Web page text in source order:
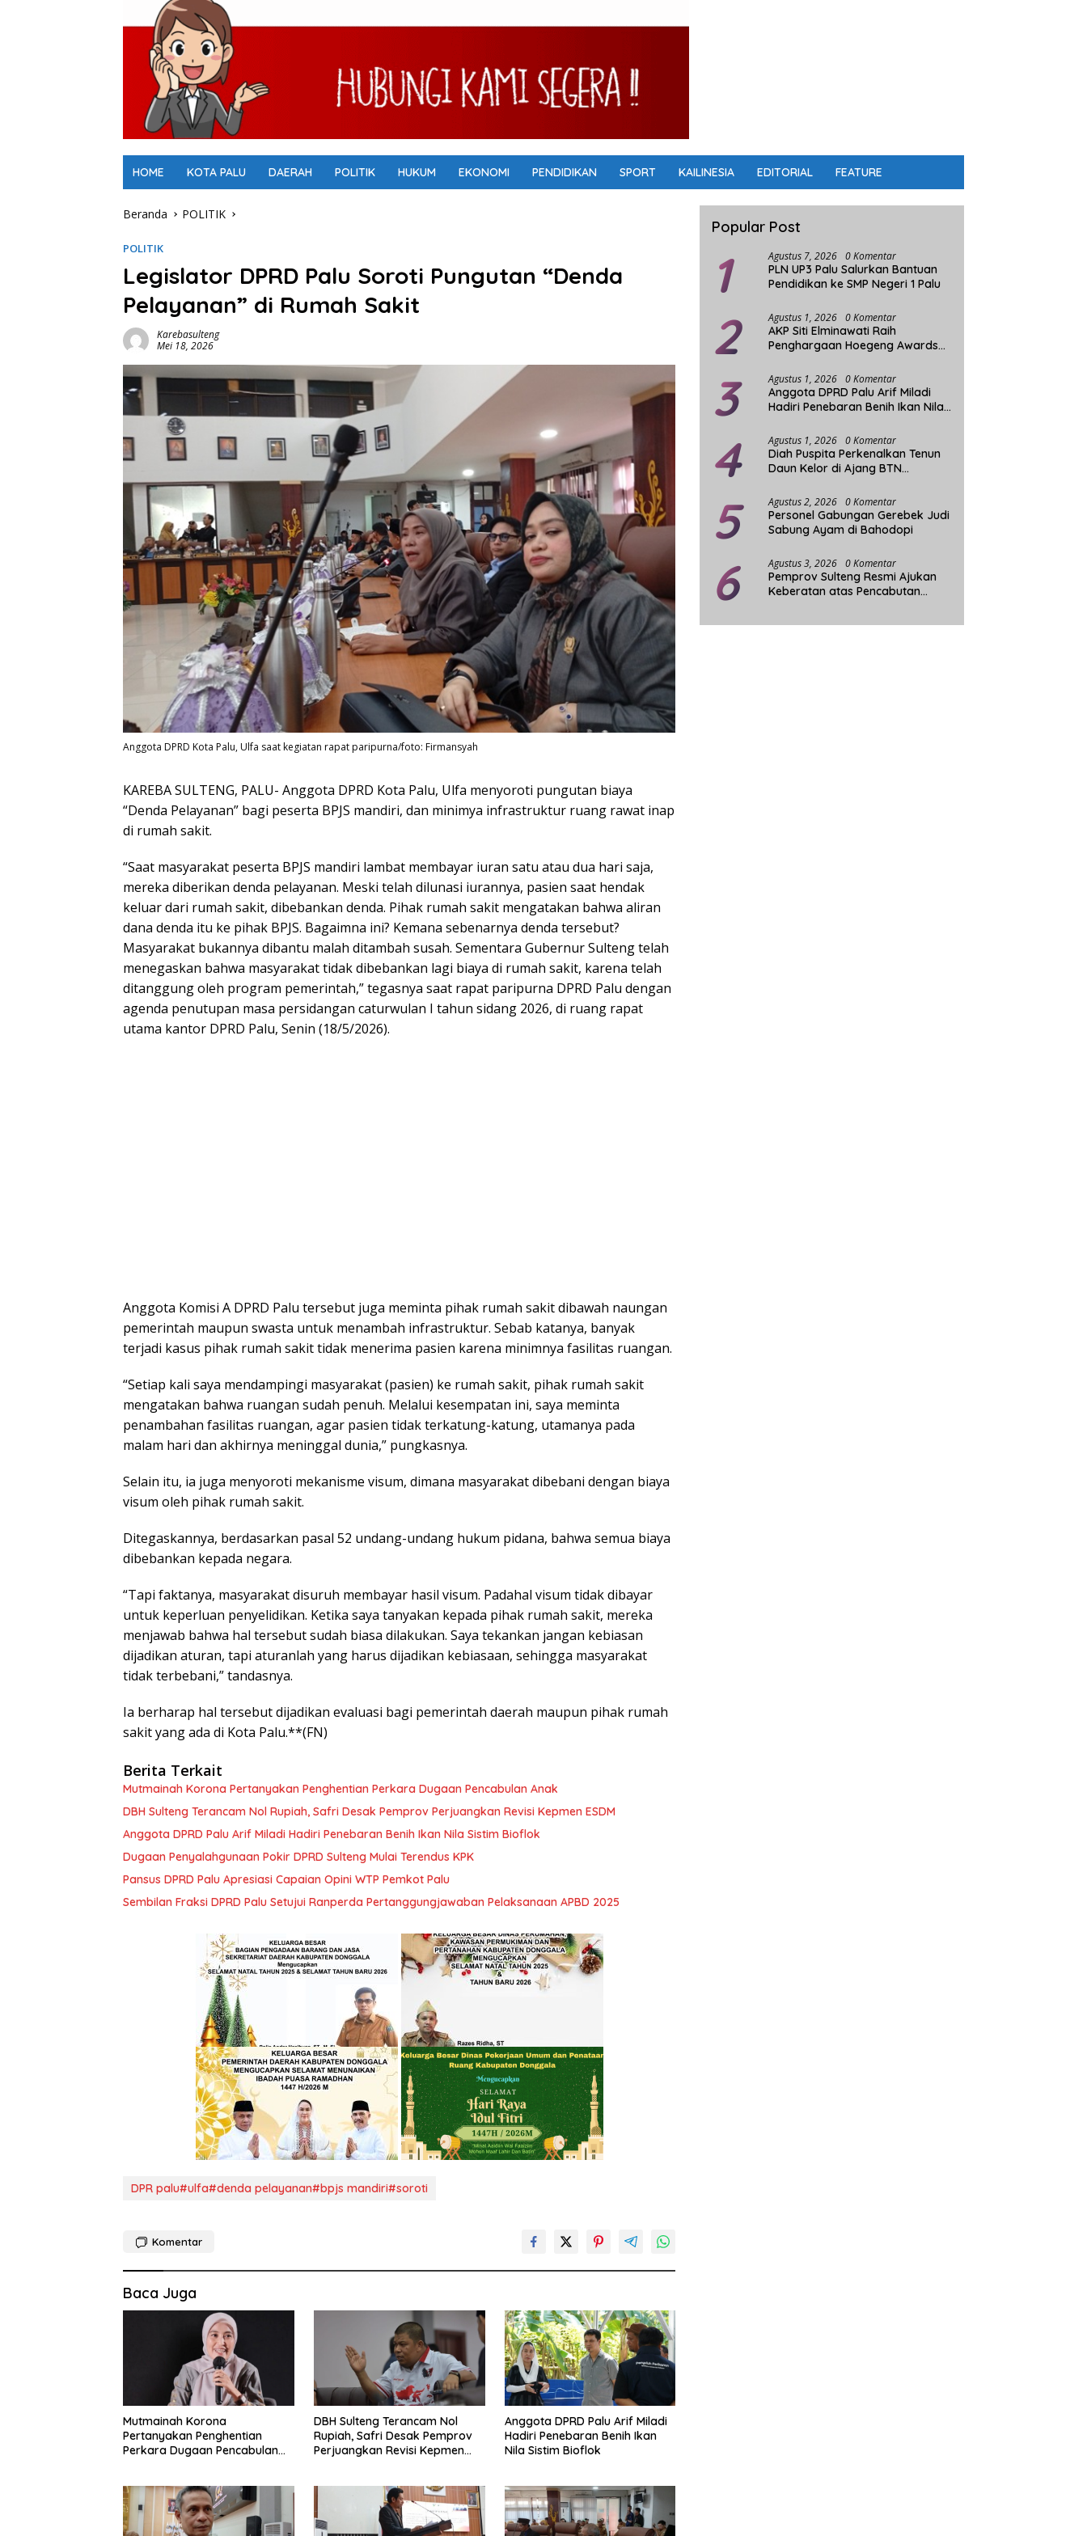
HOME KOTA PALU DAERAH POLITIK HUKUM EKONOMI PENDIDIKAN SPORT KAILINESIA EDITORIAL FEATURE
Beranda POLITIK
POLITIK
Legislator DPRD Palu Soroti Pungutan “Denda
Pelayanan” di Rumah Sakit
Karebasulteng
Mei 18, 2026
Anggota DPRD Kota Palu, Ulfa saat kegiatan rapat paripurna/foto: Firmansyah
KAREBA SULTENG, PALU- Anggota DPRD Kota Palu, Ulfa menyoroti pungutan biaya
“Denda Pelayanan” bagi peserta BPJS mandiri, dan minimya infrastruktur ruang rawat inap
di rumah sakit.
“Saat masyarakat peserta BPJS mandiri lambat membayar iuran satu atau dua hari saja,
mereka diberikan denda pelayanan. Meski telah dilunasi iurannya, pasien saat hendak
keluar dari rumah sakit, dibebankan denda. Pihak rumah sakit mengatakan bahwa aliran
dana denda itu ke pihak BPJS. Bagaimna ini? Kemana sebenarnya denda tersebut?
Masyarakat bukannya dibantu malah ditambah susah. Sementara Gubernur Sulteng telah
menegaskan bahwa masyarakat tidak dibebankan lagi biaya di rumah sakit, karena telah
ditanggung oleh program pemerintah,” tegasnya saat rapat paripurna DPRD Palu dengan
agenda penutupan masa persidangan caturwulan I tahun sidang 2026, di ruang rapat
utama kantor DPRD Palu, Senin (18/5/2026).
Anggota Komisi A DPRD Palu tersebut juga meminta pihak rumah sakit dibawah naungan
pemerintah maupun swasta untuk menambah infrastruktur. Sebab katanya, banyak
terjadi kasus pihak rumah sakit tidak menerima pasien karena minimnya fasilitas ruangan.
“Setiap kali saya mendampingi masyarakat (pasien) ke rumah sakit, pihak rumah sakit
mengatakan bahwa ruangan sudah penuh. Melalui kesempatan ini, saya meminta
penambahan fasilitas ruangan, agar pasien tidak terkatung-katung, utamanya pada
malam hari dan akhirnya meninggal dunia,” pungkasnya.
Selain itu, ia juga menyoroti mekanisme visum, dimana masyarakat dibebani dengan biaya
visum oleh pihak rumah sakit.
Ditegaskannya, berdasarkan pasal 52 undang-undang hukum pidana, bahwa semua biaya
dibebankan kepada negara.
“Tapi faktanya, masyarakat disuruh membayar hasil visum. Padahal visum tidak dibayar
untuk keperluan penyelidikan. Ketika saya tanyakan kepada pihak rumah sakit, mereka
menjawab bahwa hal tersebut sudah biasa dilakukan. Saya tekankan jangan kebiasan
dijadikan aturan, tapi aturanlah yang harus dijadikan kebiasaan, sehingga masyarakat
tidak terbebani,” tandasnya.
Ia berharap hal tersebut dijadikan evaluasi bagi pemerintah daerah maupun pihak rumah
sakit yang ada di Kota Palu.**(FN)
Berita Terkait
Mutmainah Korona Pertanyakan Penghentian Perkara Dugaan Pencabulan Anak
DBH Sulteng Terancam Nol Rupiah, Safri Desak Pemprov Perjuangkan Revisi Kepmen ESDM
Anggota DPRD Palu Arif Miladi Hadiri Penebaran Benih Ikan Nila Sistim Bioflok
Dugaan Penyalahgunaan Pokir DPRD Sulteng Mulai Terendus KPK
Pansus DPRD Palu Apresiasi Capaian Opini WTP Pemkot Palu
Sembilan Fraksi DPRD Palu Setujui Ranperda Pertanggungjawaban Pelaksanaan APBD 2025
DPR palu#ulfa#denda pelayanan#bpjs mandiri#soroti
Komentar
Baca Juga
Mutmainah Korona
Pertanyakan Penghentian
Perkara Dugaan Pencabulan
DBH Sulteng Terancam Nol
Rupiah, Safri Desak Pemprov
Perjuangkan Revisi Kepmen
Anggota DPRD Palu Arif Miladi
Hadiri Penebaran Benih Ikan
Nila Sistim Bioflok
Popular Post
1 Agustus 7, 2026 0 Komentar
PLN UP3 Palu Salurkan Bantuan
Pendidikan ke SMP Negeri 1 Palu
2 Agustus 1, 2026 0 Komentar
AKP Siti Elminawati Raih
Penghargaan Hoegeng Awards
3 Agustus 1, 2026 0 Komentar
Anggota DPRD Palu Arif Miladi
Hadiri Penebaran Benih Ikan Nila
4 Agustus 1, 2026 0 Komentar
Diah Puspita Perkenalkan Tenun
Daun Kelor di Ajang BTN
5 Agustus 2, 2026 0 Komentar
Personel Gabungan Gerebek Judi
Sabung Ayam di Bahodopi
6 Agustus 3, 2026 0 Komentar
Pemprov Sulteng Resmi Ajukan
Keberatan atas Pencabutan